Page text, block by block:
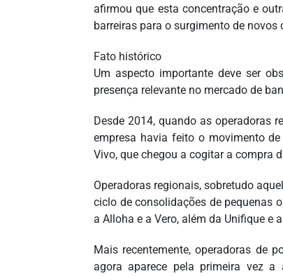
afirmou que esta concentração e
barreiras para o surgimento de novos
Fato histórico
Um aspecto importante deve ser
presença relevante no mercado de
Desde 2014, quando as operadoras
empresa havia feito o movimento
Vivo, que chegou a cogitar a compra
Operadoras regionais, sobretudo
ciclo de consolidações de pequenas
a Alloha e a Vero, além da Unifique e
Mais recentemente, operadoras de
agora aparece pela primeira vez